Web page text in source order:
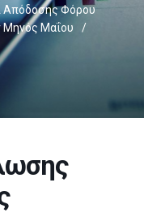
Απόδοσης Φόρου
Μηνός Μαΐου
/